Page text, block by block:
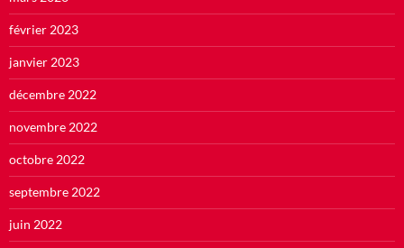
février 2023
janvier 2023
décembre 2022
novembre 2022
octobre 2022
septembre 2022
juin 2022